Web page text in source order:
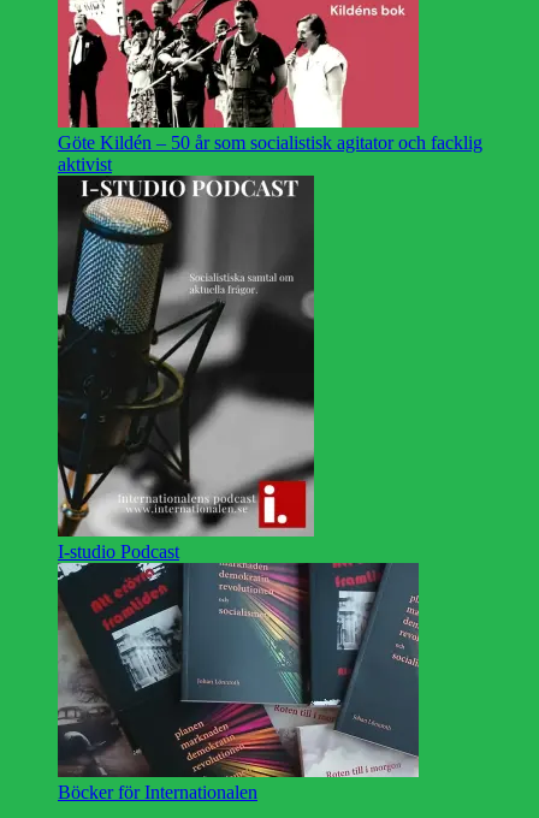
Göte Kildén – 50 år som socialistisk agitator och facklig
aktivist
I-studio Podcast
Böcker för Internationalen